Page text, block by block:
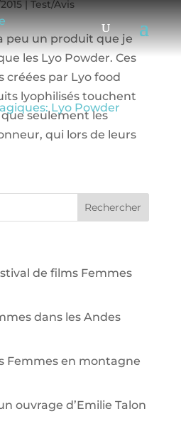
|Test/Avis
peu un produit que je
les Lyo Powder. Ces
créées par Lyo food
lyophilisés touchent
seulement les
qui lors de leurs
de films Femmes
dans les Andes
Femmes en montagne
ouvrage d’Emilie Talon